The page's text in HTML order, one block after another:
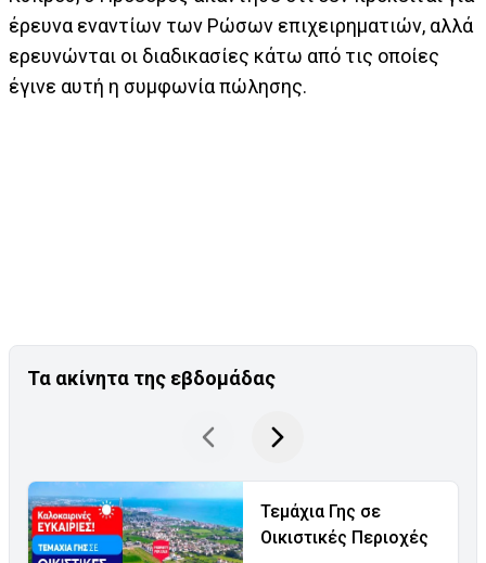
έρευνα εναντίων των Ρώσων επιχειρηματιών, αλλά
ερευνώνται οι διαδικασίες κάτω από τις οποίες
έγινε αυτή η συμφωνία πώλησης.
Τα ακίνητα της εβδομάδας
Τεμάχια Γης σε
Οικιστικές Περιοχές